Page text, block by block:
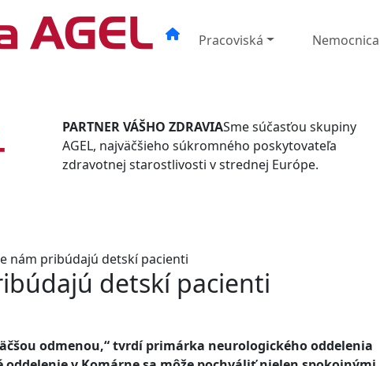
Pracoviská Nemocnica
PARTNER VÁŠHO ZDRAVIASme súčasťou skupiny
AGEL, najväčšieho súkromného poskytovateľa
zdravotnej starostlivosti v strednej Európe.
nám pribúdajú detskí pacienti
detskí pacienti
odmenou,“ tvrdí primárka neurologického oddelenia